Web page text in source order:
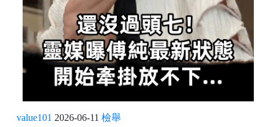
value101 2026-06-11 檢舉